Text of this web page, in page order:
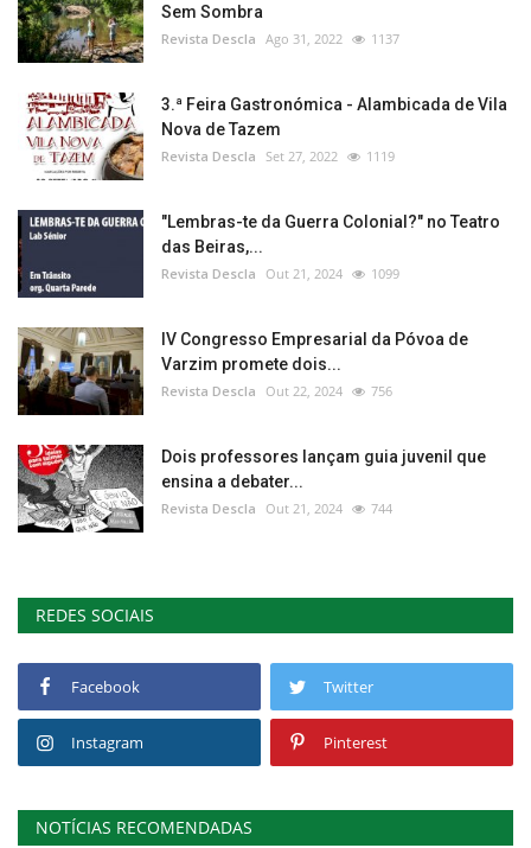
Sem Sombra
Revista Descla Ago 31, 2022 1137
3.ª Feira Gastronómica - Alambicada de Vila
Nova de Tazem
Revista Descla Set 27, 2022 1119
"Lembras-te da Guerra Colonial?" no Teatro
das Beiras,...
Revista Descla Out 21, 2024 1099
IV Congresso Empresarial da Póvoa de
Varzim promete dois...
Revista Descla Out 22, 2024 756
Dois professores lançam guia juvenil que
ensina a debater...
Revista Descla Out 21, 2024 744
REDES SOCIAIS
Facebook Twitter
Instagram Pinterest
NOTÍCIAS RECOMENDADAS